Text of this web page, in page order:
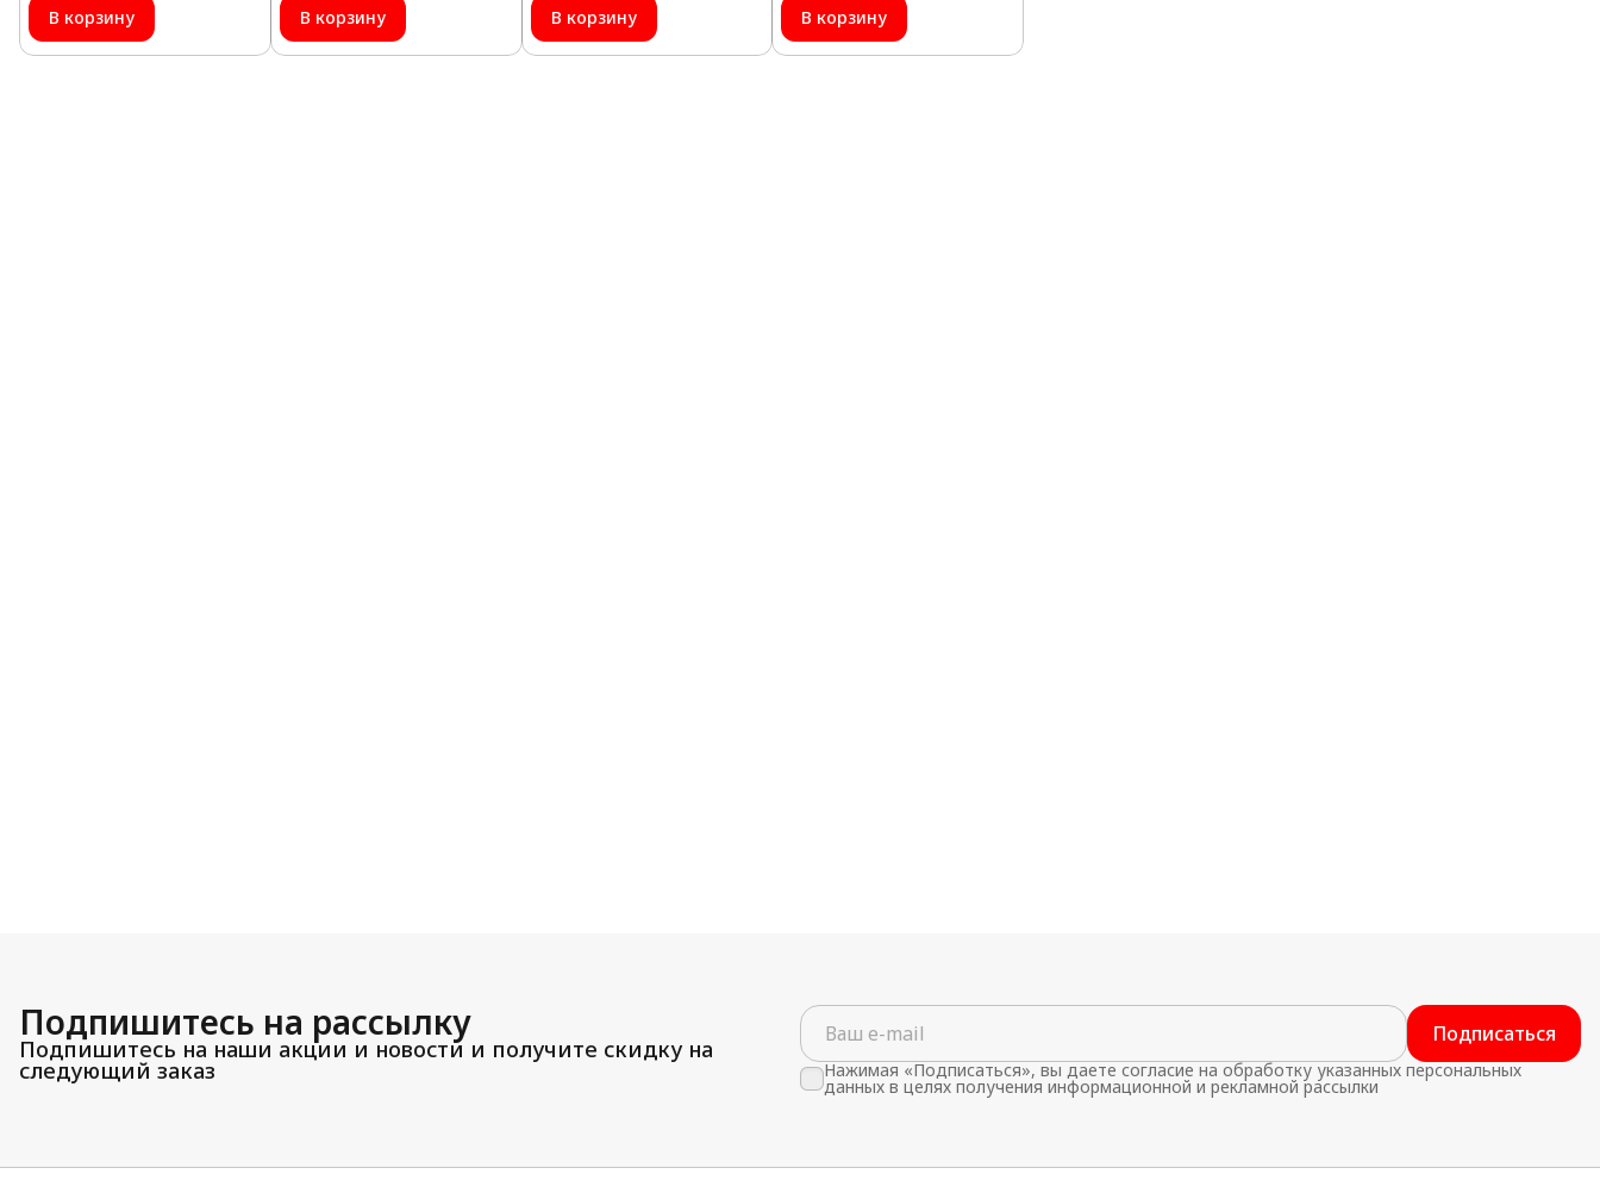
В корзину В корзину В корзину В корзину
Подпишитесь на рассылку
Подпишитесь на наши акции и новости и получите скидку на
следующий заказ
Подписаться
Нажимая «Подписаться», вы даете согласие на обработку указанных персональных
данных в целях получения информационной и рекламной рассылки